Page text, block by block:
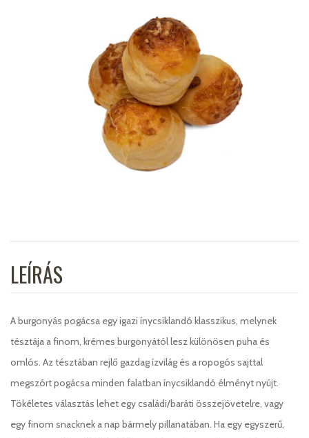
LEÍRÁS
A burgonyás pogácsa egy igazi ínycsiklandó klasszikus, melynek
tésztája a finom, krémes burgonyától lesz különösen puha és
omlós. Az tésztában rejlő gazdag ízvilág és a ropogós sajttal
megszórt pogácsa minden falatban ínycsiklandó élményt nyújt.
Tökéletes választás lehet egy családi/baráti összejövetelre, vagy
egy finom snacknek a nap bármely pillanatában. Ha egy egyszerű,